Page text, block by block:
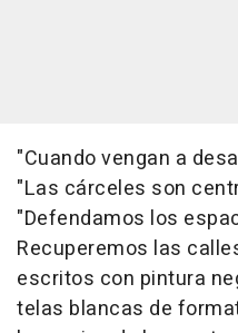
"Cuando vengan a
"Las cárceles son
"Defendamos los
Recuperemos las
escritos con pintura
telas blancas de